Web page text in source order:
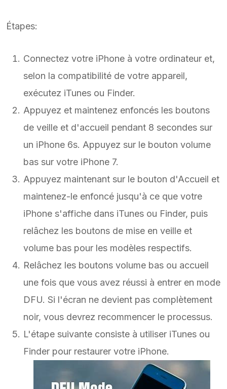
Étapes:
Connectez votre iPhone à votre ordinateur et,
selon la compatibilité de votre appareil,
exécutez iTunes ou Finder.
Appuyez et maintenez enfoncés les boutons
de veille et d'accueil pendant 8 secondes sur
un iPhone 6s. Appuyez sur le bouton volume
bas sur votre iPhone 7.
Appuyez maintenant sur le bouton d'Accueil et
maintenez-le enfoncé jusqu'à ce que votre
iPhone s'affiche dans iTunes ou Finder, puis
relâchez les boutons de mise en veille et
volume bas pour les modèles respectifs.
Relâchez les boutons volume bas ou accueil
une fois que vous avez réussi à entrer en mode
DFU. Si l'écran ne devient pas complètement
noir, vous devrez recommencer le processus.
L'étape suivante consiste à utiliser iTunes ou
Finder pour restaurer votre iPhone.